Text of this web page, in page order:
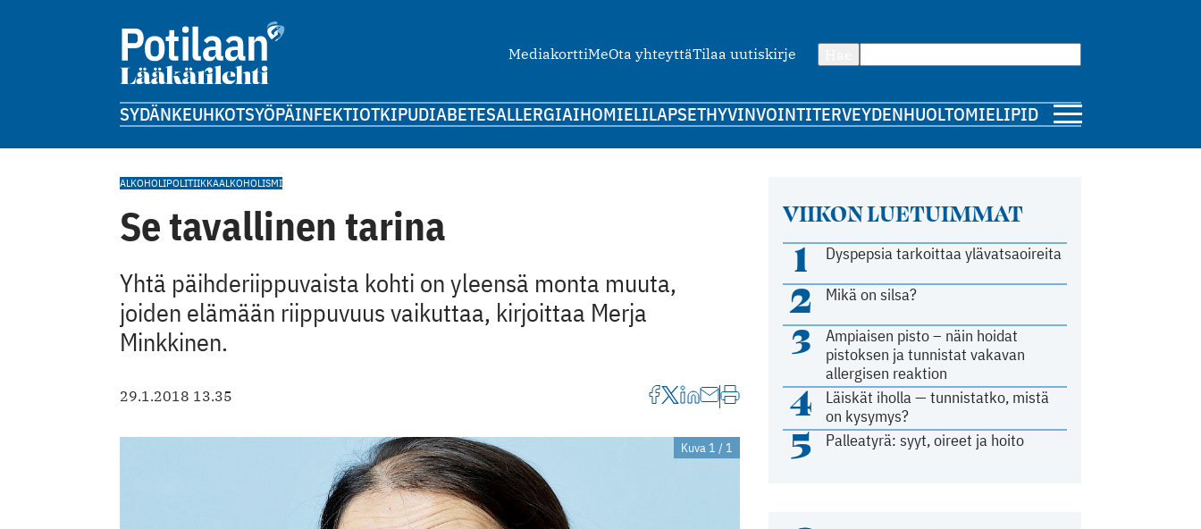
MediakorttiMeOta yhteyttäTilaa uutiskirje
SYDÄNKEUHKOTSYÖPÄINFEKTIOTKIPUDIABETESALLERGIAIHOMIELILAPSETHYVINVOINTITERVEYDENHUOLTOMIELIPIDE
VIIKON LUETUIMMAT
1 Dyspepsia tarkoittaa ylävatsaoireita
2 Mikä on silsa?
3
Ampiaisen pisto – näin hoidat
pistoksen ja tunnistat vakavan
allergisen reaktion
4
Läiskät iholla — tunnistatko, mistä
on kysymys?
5 Palleatyrä: syyt, oireet ja hoito
ALKOHOLIPOLITIIKKAALKOHOLISMI
Se tavallinen tarina
Yhtä päihderiippuvaista kohti on yleensä monta muuta,
joiden elämään riippuvuus vaikuttaa, kirjoittaa Merja
Minkkinen.
29.1.2018 13.35
Kuva 1 / 1